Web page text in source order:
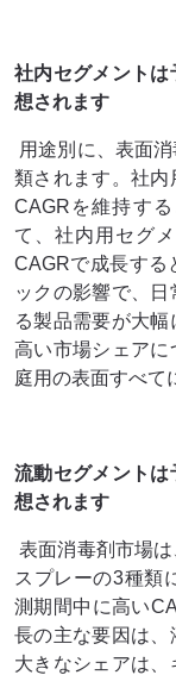
社内セグメント
想されます
用途別に、表面
類されます。社内
CAGRを維持す
て、社内用セグ
CAGRで成長する
ックの影響で、
る製品需要が大
高い市場シェアに
庭用の表面すべて
流動セグメント
想されます
表面消毒剤市場
スプレーの3種類
測期間中に高い
長の主な要因は
大きなシェアは、